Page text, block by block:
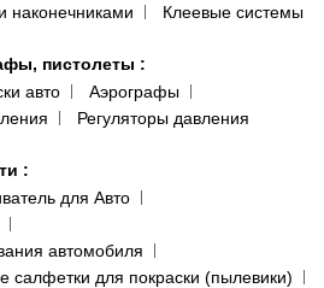
наконечниками
Клеевые системы
пистолеты :
авто
Аэрографы
Регуляторы давления
:
для Авто
автомобиля
салфетки для покраски (пылевики)